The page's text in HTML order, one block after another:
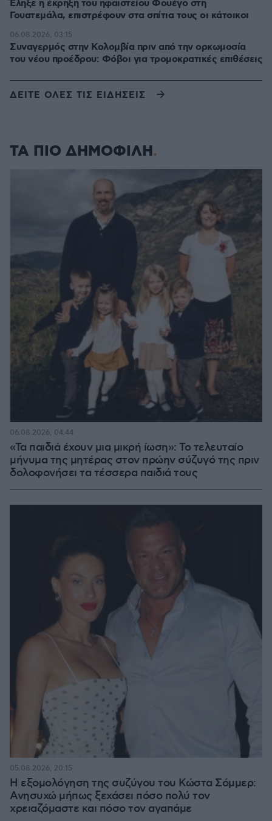
Έληξε η έκρηξη του ηφαιστείου Φουέγο στη
Γουατεμάλα, επιστρέφουν στα σπίτια τους οι κάτοικοι
Συναγερμός στην Κολομβία πριν από την ορκωμοσία
του νέου προέδρου: Φόβοι για τρομοκρατικές επιθέσεις
06.08.2026, 03:15
ΔΕΙΤΕ ΟΛΕΣ ΤΙΣ ΕΙΔΗΣΕΙΣ
ΤΑ ΠΙΟ ΔΗΜΟΦΙΛΗ
«Τα παιδιά έχουν μια μικρή ίωση»: Το τελευταίο
μήνυμα της μητέρας στον πρώην σύζυγό της πριν
δολοφονήσει τα τέσσερα παιδιά τους
06.08.2026, 04:44
Η εξομολόγηση της συζύγου του Κώστα Σόμμερ:
Ανησυχώ μήπως ξεχάσει πόσο πολύ τον
χρειαζόμαστε και πόσο τον αγαπάμε
05.08.2026, 20:15